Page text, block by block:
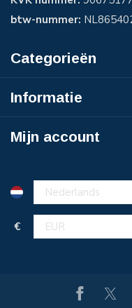
btw-nummer:
Categorieën
Informatie
Mijn account
€